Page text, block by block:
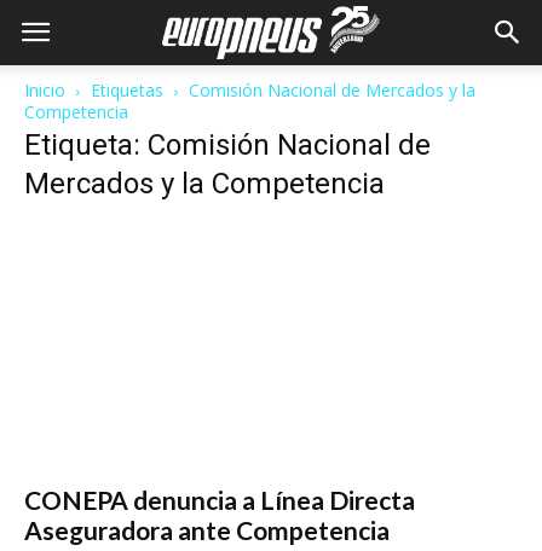
Inicio Etiquetas
Comisión Nacional de Mercados y la
Competencia
Etiqueta: Comisión Nacional de
Mercados y la Competencia
CONEPA denuncia a Línea Directa
Aseguradora ante Competencia